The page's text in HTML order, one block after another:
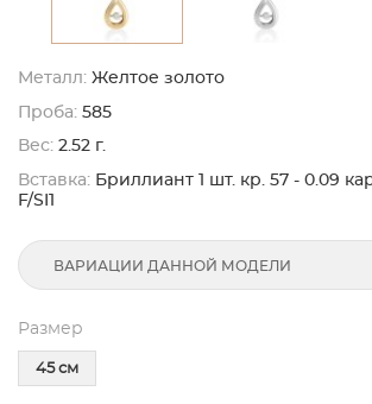
Металл: Желтое золото
Проба: 585
Вес: 2.52 г.
Вставка: Бриллиант 1 шт. кр. 57 - 0.09
F/SI1
ВАРИАЦИИ ДАННОЙ МОДЕЛИ
Размер
45 см